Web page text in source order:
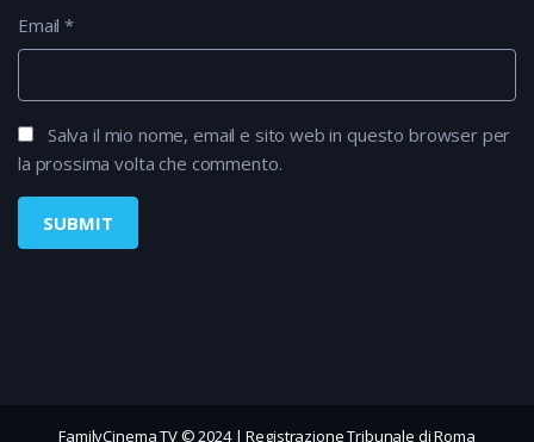
Email*
Salva il mio nome, email e sito web in questo browser per
la prossima volta che commento.
FamilyCinema TV © 2024 | Registrazione Tribunale di Roma